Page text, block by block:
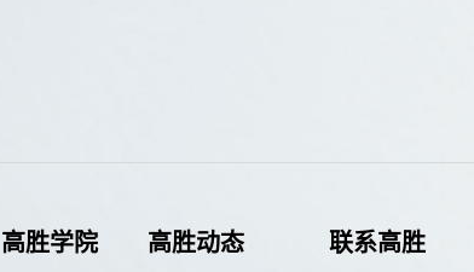
高胜学院 高胜动态 联系高胜